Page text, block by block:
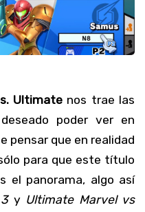
Ultimatenos trae las
poder ver en
pensar que en realidad
para que este título
el panorama, algo así
y Ultimate Marvel vs